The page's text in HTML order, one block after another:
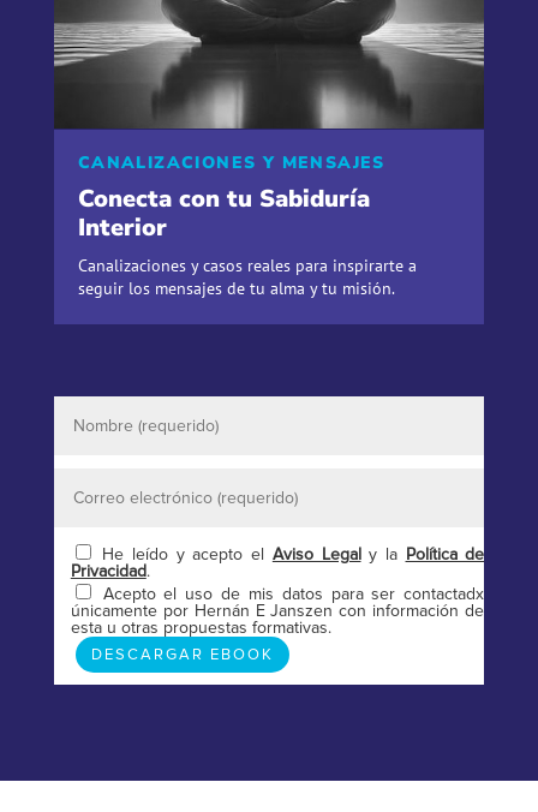
CANALIZACIONES Y MENSAJES
Conecta con tu Sabiduría
Interior
Canalizaciones y casos reales para inspirarte a
seguir los mensajes de tu alma y tu misión.
He leído y acepto el Aviso Legaly la Política de
Privacidad.
Acepto el uso de mis datos para ser contactadx
únicamente por Hernán E Janszen con información de
esta u otras propuestas formativas.